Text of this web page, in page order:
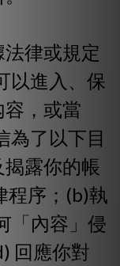
律或規定
以進入、保
，或當
為了以下目
露你的帳
程序；(b)執
「內容」侵
回應你對